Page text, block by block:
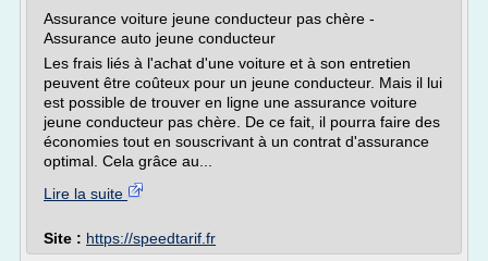
Assurance voiture jeune conducteur pas chère -
Assurance auto jeune conducteur
Les frais liés à l'achat d'une voiture et à son entretien
peuvent être coûteux pour un jeune conducteur. Mais il lui
est possible de trouver en ligne une assurance voiture
jeune conducteur pas chère. De ce fait, il pourra faire des
économies tout en souscrivant à un contrat d'assurance
optimal. Cela grâce au...
Lire la suite
Site : https://speedtarif.fr